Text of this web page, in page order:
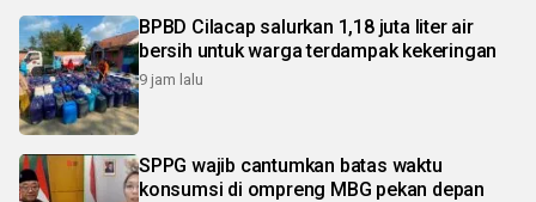
BPBD Cilacap salurkan 1,18 juta liter air
bersih untuk warga terdampak kekeringan
9 jam lalu
SPPG wajib cantumkan batas waktu
konsumsi di ompreng MBG pekan depan